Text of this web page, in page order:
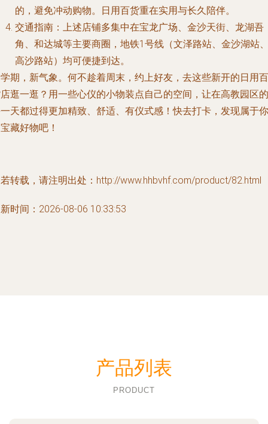
的，避免冲动购物。日用百货重在实用与长久陪伴。
交通指南 ：上述店铺多集中在宝龙广场、金沙天街、龙湖吾
角、和达城等主要商圈，地铁1号线（文泽路站、金沙湖站
高沙路站）均可便捷到达。
期，新气象。何不趁着周末，约上好友，去这些新开的日用百
逛一逛？用一些心仪的小物装点自己的空间，让在高教园区的
天都过得更加精致、舒适、有仪式感！快去打卡，发现属于你
藏好物吧！
转载，请注明出处：http://www.hhbvhf.com/product/82.html
时间：2026-08-06 10:33:53
产品列表
PRODUCT